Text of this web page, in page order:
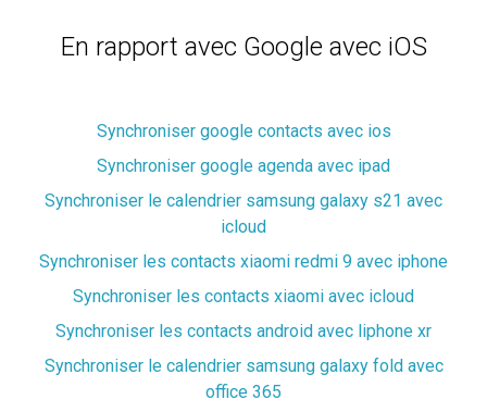
En rapport avec Google avec iOS
Synchroniser google contacts avec ios
Synchroniser google agenda avec ipad
Synchroniser le calendrier samsung galaxy s21 avec
icloud
Synchroniser les contacts xiaomi redmi 9 avec iphone
Synchroniser les contacts xiaomi avec icloud
Synchroniser les contacts android avec liphone xr
Synchroniser le calendrier samsung galaxy fold avec
office 365